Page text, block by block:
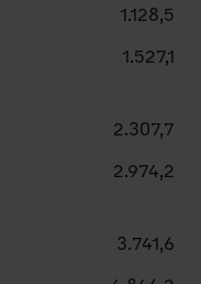
1.128,5
1.527,1
2.307,7
2.974,2
3.741,6